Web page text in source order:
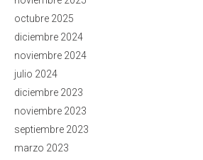
octubre 2025
diciembre 2024
noviembre 2024
julio 2024
diciembre 2023
noviembre 2023
septiembre 2023
marzo 2023